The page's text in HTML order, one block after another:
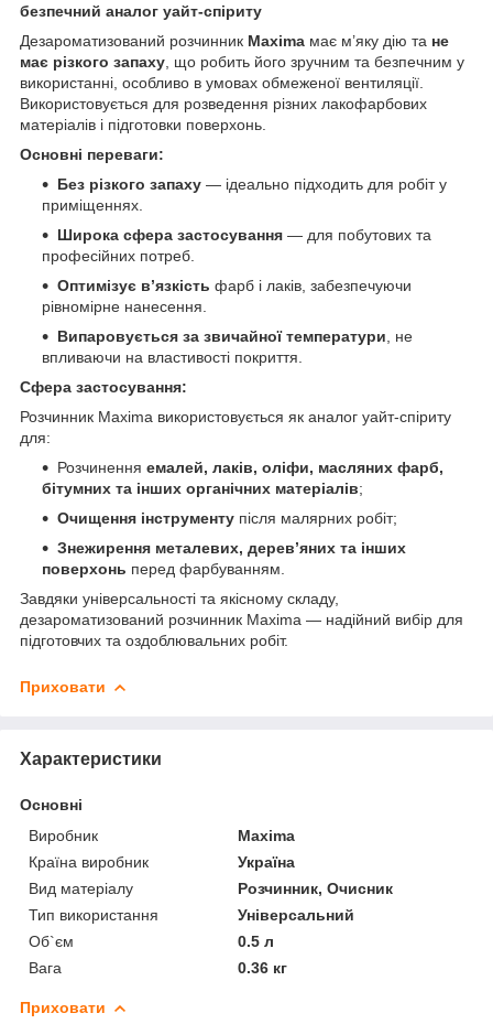
безпечний аналог уайт-спіриту
Дезароматизований розчинник Maxima має м’яку дію та не
має різкого запаху , що робить його зручним та безпечним у
використанні, особливо в умовах обмеженої вентиляції.
Використовується для розведення різних лакофарбових
матеріалів і підготовки поверхонь.
Основні переваги:
Без різкого запаху — ідеально підходить для робіт у
приміщеннях.
Широка сфера застосування — для побутових та
професійних потреб.
Оптимізує в’язкість фарб і лаків, забезпечуючи
рівномірне нанесення.
Випаровується за звичайної температури , не
впливаючи на властивості покриття.
Сфера застосування:
Розчинник Maxima використовується як аналог уайт-спіриту
для:
Розчинення емалей, лаків, оліфи, масляних фарб,
бітумних та інших органічних матеріалів;
Очищення інструменту після малярних робіт;
Знежирення металевих, дерев’яних та інших
поверхонь перед фарбуванням.
Завдяки універсальності та якісному складу,
дезароматизований розчинник Maxima — надійний вибір для
підготовчих та оздоблювальних робіт.
Приховати
Характеристики
Основні
Виробник
Maxima
Країна виробник
Україна
Вид матеріалу
Розчинник, Очисник
Тип використання
Універсальний
Об`єм
0.5 л
Вага
0.36 кг
Приховати